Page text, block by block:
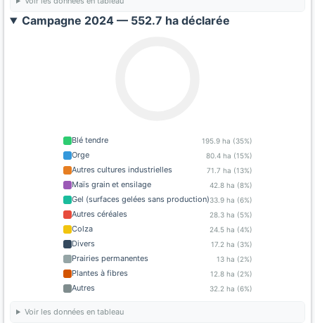
Campagne 2024 — 552.7 ha déclarée
Blé tendre 195.9 ha (35%)
Orge 80.4 ha (15%)
Autres cultures industrielles 71.7 ha (13%)
Maïs grain et ensilage 42.8 ha (8%)
Gel (surfaces gelées sans production)33.9 ha (6%)
Autres céréales 28.3 ha (5%)
Colza 24.5 ha (4%)
Divers 17.2 ha (3%)
Prairies permanentes 13 ha (2%)
Plantes à fibres 12.8 ha (2%)
Autres 32.2 ha (6%)
Voir les données en tableau